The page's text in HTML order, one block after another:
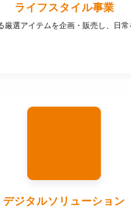
ライフスタイル事業
厳選アイテムを企画・販売し、日
デジタルソリューション